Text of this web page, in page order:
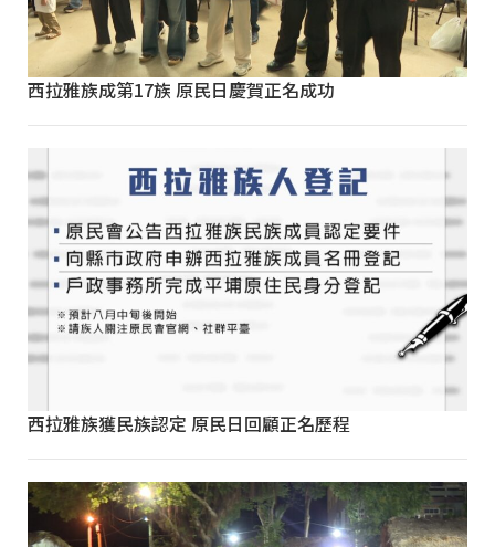
西拉雅族成第17族 原民日慶賀正名成功
西拉雅族獲民族認定 原民日回顧正名歷程